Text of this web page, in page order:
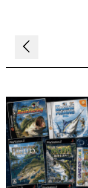
Navigation
de